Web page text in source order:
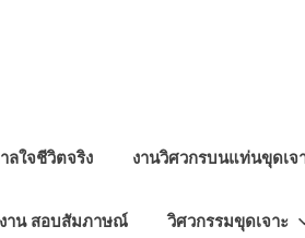
ลใจชีวิตจริง งานวิศวกรบนแท่นขุดเจ
าน สอบสัมภาษณ์ วิศวกรรมขุดเจาะ